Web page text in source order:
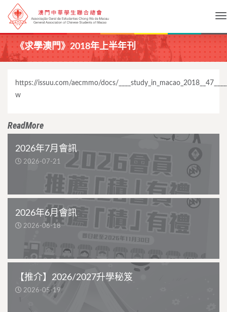
《求學澳門》2018年上半年刊
https://issuu.com/aecmmo/docs/
w
ReadMore
2026年7月會訊
2026-07-21
2026年6月會訊
2026-06-18
【推介】2026/2027升學秘笈
2026-05-19